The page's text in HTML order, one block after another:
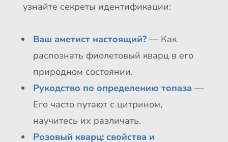
узнайте секреты идентификации:
Ваш аметист настоящий?— Как
распознать фиолетовый кварц в его
природном состоянии.
Рукодство по определению топаза —
Его часто путают с цитрином,
научитесь их различать.
Розовый кварц: свойства и